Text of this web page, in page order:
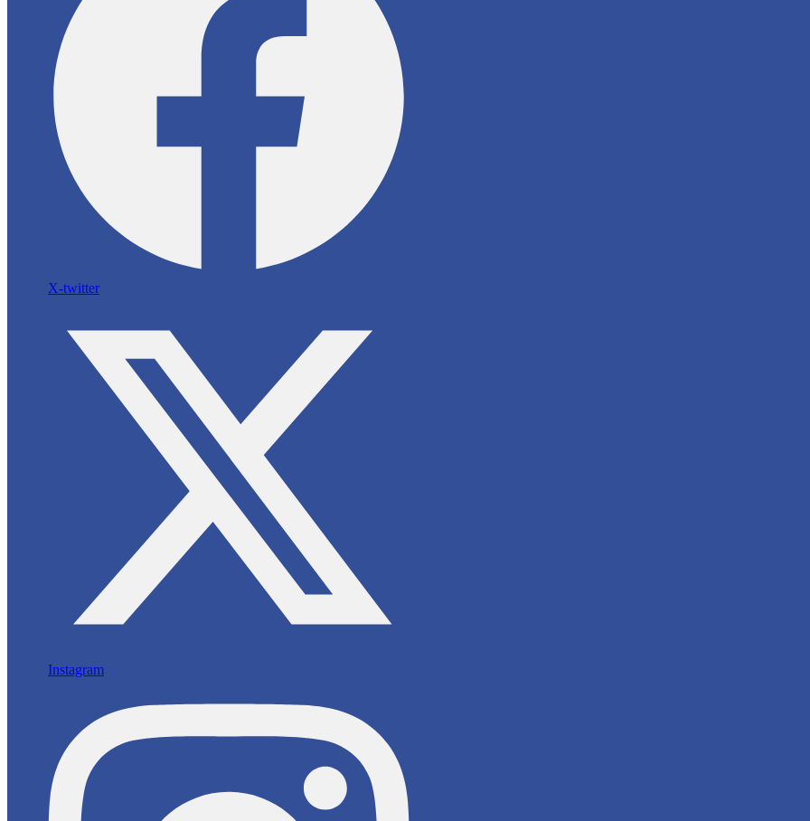
X-twitter
Instagram